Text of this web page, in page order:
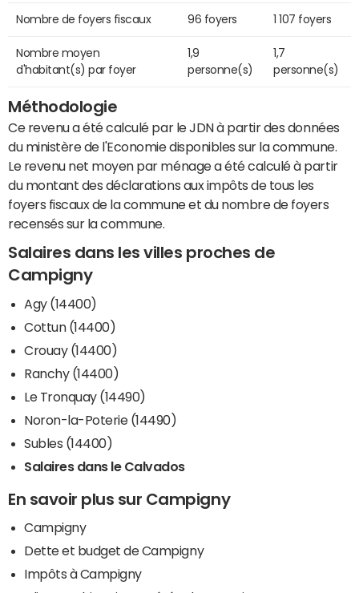
Nombre de foyers fiscaux 96 foyers 1 107 foyers
Nombre moyen
d'habitant(s) par foyer
1,9
personne(s)
1,7
personne(s)
Méthodologie
Ce revenu a été calculé par le JDN à partir des données
du ministère de l'Economie disponibles sur la commune.
Le revenu net moyen par ménage a été calculé à partir
du montant des déclarations aux impôts de tous les
foyers fiscaux de la commune et du nombre de foyers
recensés sur la commune.
Salaires dans les villes proches de
Campigny
Agy (14400)
Cottun (14400)
Crouay (14400)
Ranchy (14400)
Le Tronquay (14490)
Noron-la-Poterie (14490)
Subles (14400)
Salaires dans le Calvados
En savoir plus sur Campigny
Campigny
Dette et budget de Campigny
Impôts à Campigny